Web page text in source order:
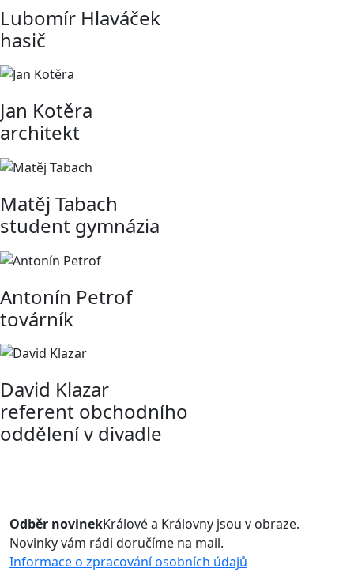
Lubomír Hlaváček
hasič
Jan Kotěra
architekt
Matěj Tabach
student gymnázia
Antonín Petrof
továrník
David Klazar
referent obchodního
oddělení v divadle
Odběr novinekKrálové a Královny jsou v obraze.
Novinky vám rádi doručíme na mail.
Informace o zpracování osobních údajů